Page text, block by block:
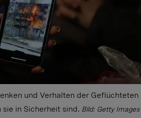
und Verhalten der Geflüchteten
sie in Sicherheit sind. Bild: Getty Images